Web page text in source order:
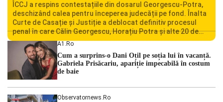
ÎCCJ a respins contestațiile din dosarul Georgescu-Potra,
deschizând calea pentru începerea judecății pe fond. Înalta
Curte de Casație și Justiție a deblocat definitiv procesul
penal în care Călin Georgescu, Horațiu Potra și alte 20 de
persoane sunt acuzați de acțiuni îndreptate împotriva
ordinii constituționale. În ședința din camera preliminară,
judecătorii de la instanța supremă au […]
A1.ro
Cum a surprins-o Dani Oțil pe soția lui în vacanță.
Gabriela Prisăcariu, apariție impecabilă în costum
de baie
Observatornews.ro